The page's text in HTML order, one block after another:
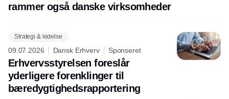
rammer også danske virksomheder
Strategi & ledelse
09.07.2026 Dansk Erhverv Sponseret
Erhvervsstyrelsen foreslår
yderligere forenklinger til
bæredygtighedsrapportering